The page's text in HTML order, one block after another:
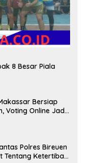
8 Besar Piala
Bersiap
Voting Online Jadi
Polres Bireuen
Tentang Ketertiban